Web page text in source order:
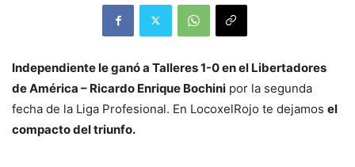
Independiente le ganó a Talleres 1-0 en el Libertadores
de América – Ricardo Enrique Bochini por la segunda
fecha de la Liga Profesional. En LocoxelRojo te dejamos el
compacto del triunfo.